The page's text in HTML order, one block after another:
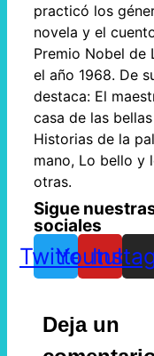
practicó los
novela y el
Premio Nobel de
el año 1968. De
destaca: El
casa de las
Historias de la
mano, Lo bello y
otras.
Sigue
sociales
TwitterYoutube
Deja un